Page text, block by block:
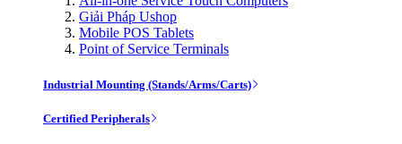
Giải Pháp Ushop
Mobile POS Tablets
Point of Service Terminals
Industrial Mounting (Stands/Arms/Carts)
Certified Peripherals